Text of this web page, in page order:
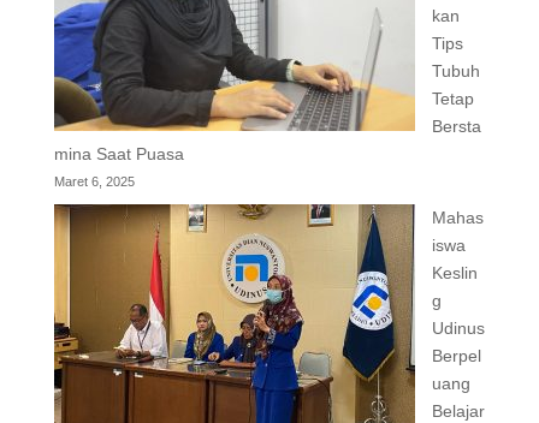
kan
Tips
Tubuh
Tetap
Bersta
mina Saat Puasa
Maret 6, 2025
Mahas
iswa
Keslin
g
Udinus
Berpel
uang
Belajar